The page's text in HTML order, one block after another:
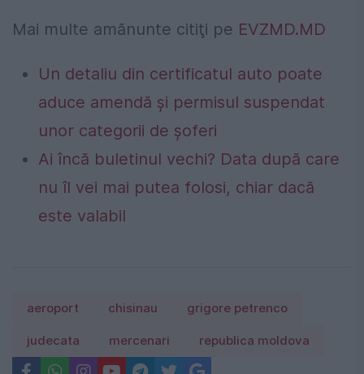
Mai multe amănunte citiţi pe EVZMD.MD
Un detaliu din certificatul auto poate
aduce amendă și permisul suspendat
unor categorii de șoferi
Ai încă buletinul vechi? Data după care
nu îl vei mai putea folosi, chiar dacă
este valabil
aeroport chisinau grigore petrenco
judecata mercenari republica moldova